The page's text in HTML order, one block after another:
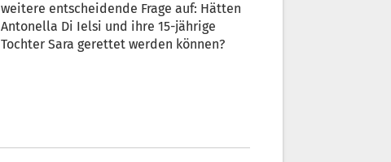
weitere entscheidende Frage auf: Hätten
Antonella Di Ielsi und ihre 15-jährige
Tochter Sara gerettet werden können?